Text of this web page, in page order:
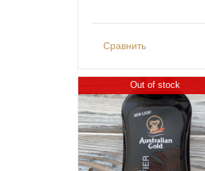
Сравнить
Out of stock